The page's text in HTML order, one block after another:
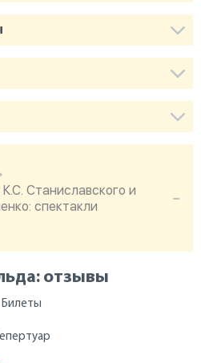
Станиславского и
спектакли
отзывы
Билеты